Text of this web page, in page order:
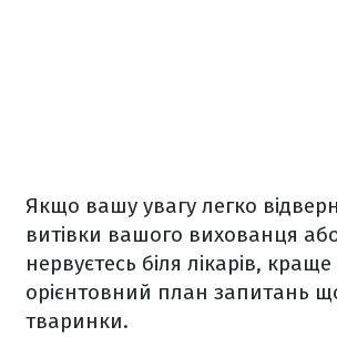
Якщо вашу увагу легко
витівки вашого вихованця
нервуєтесь біля лікарів, краще
орієнтовний план запитань
тваринки.